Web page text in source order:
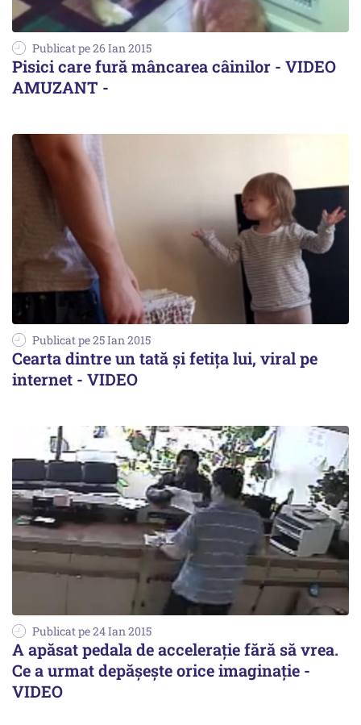
Publicat pe 26 Ian 2015
Pisici care fură mâncarea câinilor - VIDEO
AMUZANT -
Publicat pe 25 Ian 2015
Cearta dintre un tată și fetița lui, viral pe
internet - VIDEO
Publicat pe 24 Ian 2015
A apăsat pedala de accelerație fără să vrea.
Ce a urmat depășește orice imaginație -
VIDEO